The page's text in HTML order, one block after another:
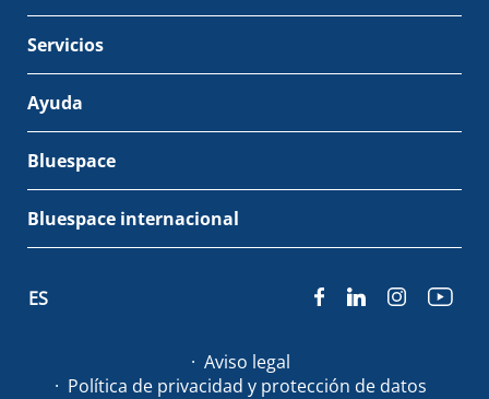
Servicios
Ayuda
Bluespace
Bluespace internacional
Aviso legal
Política de privacidad y protección de datos
ES